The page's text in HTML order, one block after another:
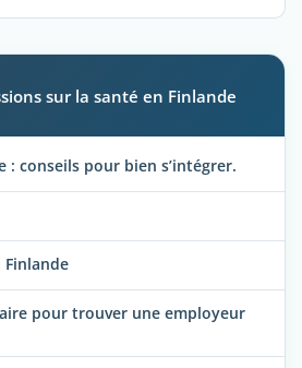
sur la santé en Finlande
: conseils pour bien s’intégrer.
pour trouver une employeur